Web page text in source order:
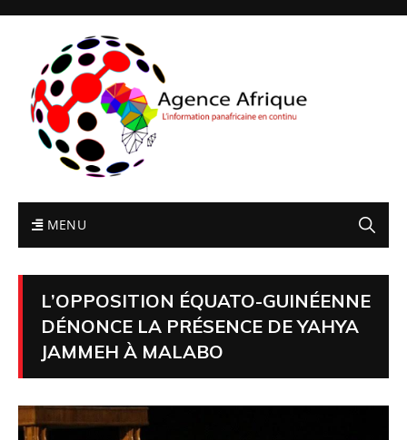
MENU
L’OPPOSITION ÉQUATO-GUINÉENNE
DÉNONCE LA PRÉSENCE DE YAHYA
JAMMEH À MALABO